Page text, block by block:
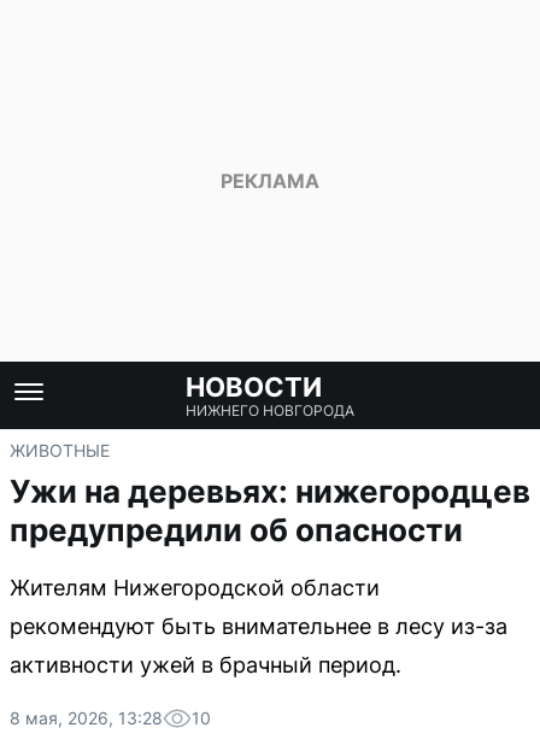
НОВОСТИ
НИЖНЕГО НОВГОРОДА
ЖИВОТНЫЕ
Ужи на деревьях: нижегородцев
предупредили об опасности
Жителям Нижегородской области
рекомендуют быть внимательнее в лесу из-за
активности ужей в брачный период.
8 мая, 2026, 13:28 10